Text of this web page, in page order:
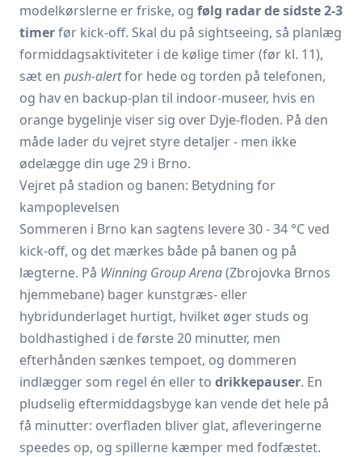
modelkørslerne er friske, og følg radar de sidste 2-3
timerfør kick-off. Skal du på sightseeing, så planlæg
formiddagsaktiviteter i de kølige timer (før kl. 11),
sæt en push-alertfor hede og torden på telefonen,
og hav en backup-plan til indoor-museer, hvis en
orange bygelinje viser sig over Dyje-floden. På den
måde lader du vejret styre detaljer - men ikke
ødelægge din uge 29 i Brno.
Vejret på stadion og banen: Betydning for
kampoplevelsen
Sommeren i Brno kan sagtens levere 30 - 34 °C ved
kick-off, og det mærkes både på banen og på
lægterne. På Winning Group Arena(Zbrojovka Brnos
hjemmebane) bager kunstgræs- eller
hybridunderlaget hurtigt, hvilket øger studs og
boldhastighed i de første 20 minutter, men
efterhånden sænkes tempoet, og dommeren
indlægger som regel én eller to drikkepauser. En
pludselig eftermiddagsbyge kan vende det hele på
få minutter: overfladen bliver glat, afleveringerne
speedes op, og spillerne kæmper med fodfæstet.